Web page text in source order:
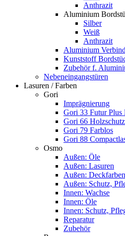
Anthrazit
Aluminium
Silber
Weiß
Anthrazit
Aluminium
Kunststoff
Zubehör f.
Nebeneingangstüren
Lasuren / Farben
Gori
Imprägnierung
Gori 33 Futur Plus
Gori 66
Gori 79 Farblos
Gori 88
Osmo
Außen: Öle
Außen: Lasuren
Außen: Deckfarben
Außen: Schutz,
Innen: Wachse
Innen: Öle
Innen: Schutz,
Reparatur
Zubehör